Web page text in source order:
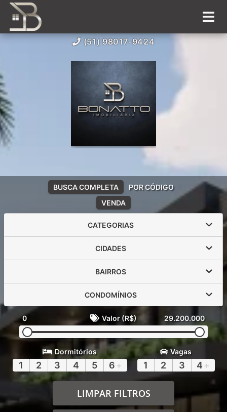
(51) 98017-9424
VENDA
BUSCA COMPLETA POR CÓDIGO
CATEGORIAS
CIDADES
BAIRROS
CONDOMÍNIOS
0 Valor (R$) 29.200.000
Dormitórios
1 2 3 4 5 6 +
Vagas
1 2 3 4 +
LIMPAR FILTROS